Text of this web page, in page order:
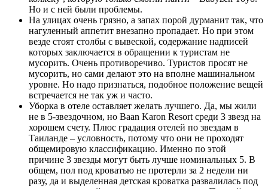
Но и с ней были проблемы.
На улицах очень грязно, а запах порой дурманит так, что
нагуленный аппетит внезапно пропадает. Но при этом
везде стоят столбы с вывеской, содержание надписей
которых заключается в обращении к туристам не
мусорить. Очень противоречиво. Туристов просят не
мусорить, но сами делают это на вполне машинальном
уровне. Но надо признаться, подобное положение вещей
встречается не так уж и часто.
Уборка в отеле оставляет желать лучшего. Да, мы жили
не в 5-звездочном, но Baan Karon Resort среди 3 звезд на
хорошем счету. Плюс градация отелей по звездам в
Таиланде – условность, потому что они не проходят
общемировую классификацию. Именно по этой
причине 3 звезды могут быть лучше номинальных 5. В
общем, пол под кроватью не протерли за 2 недели ни
разу, да и выделенная детская кроватка развалилась под